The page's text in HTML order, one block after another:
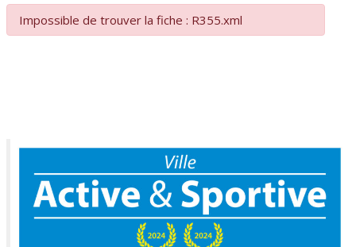
Impossible de trouver la fiche : R355.xml